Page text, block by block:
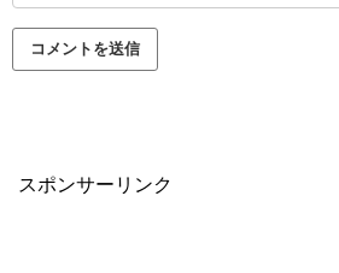
スポンサーリンク